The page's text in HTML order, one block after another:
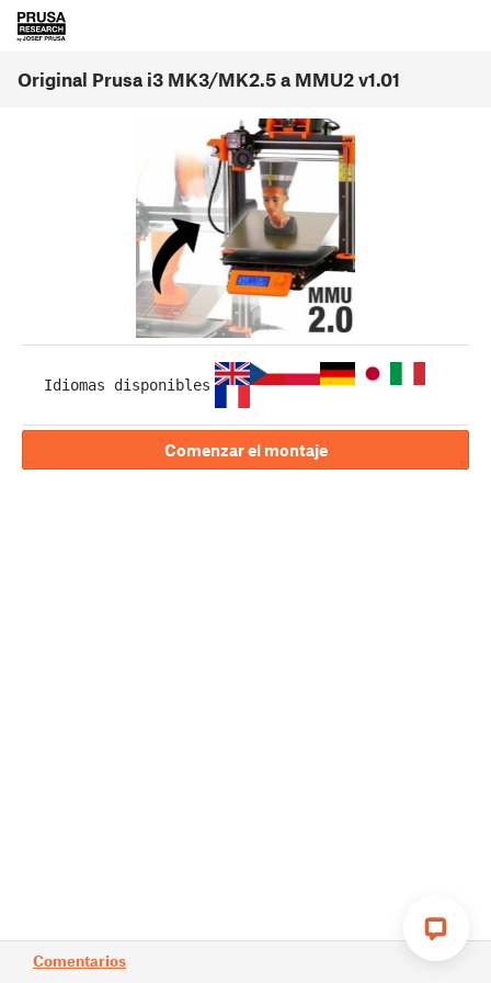
Original Prusa i3 MK3/MK2.5 a MMU2 v1.01
Comentarios
Idiomas disponibles
Comenzar el montaje